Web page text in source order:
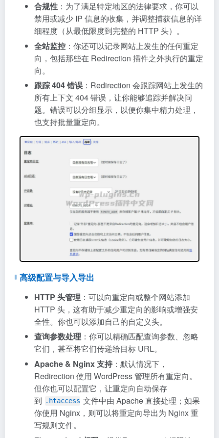
合规性 ：为了满足特定地区的法律要求，你可以
禁用或减少 IP 信息的收集，并调整捕获信息的详
细程度（从最低限度到完整的 HTTP 头）。
全站监控 ：你还可以记录网站上发生的任何重定
向，包括那些在 Redirection 插件之外执行的重定
向。
跟踪 404 错误 ：Redirection 会跟踪网站上发生的
所有上下文 404 错误，让你能够追踪并解决问
题。错误可以分组显示，以便你集中精力处理，
也支持批量重定向。
高级配置与导入导出
HTTP 头管理 ：可以向重定向或整个网站添加
HTTP 头，这有助于减少重定向的影响或增强安
全性。你也可以添加自己的自定义头。
查询参数处理 ：你可以精确匹配查询参数、忽略
它们，甚至将它们传递给目标 URL。
Apache & Nginx 支持 ：默认情况下，
Redirection 使用 WordPress 管理所有重定向。
但你也可以配置它，让重定向自动保存
到
.htaccess 文件中由 Apache 直接处理；如果
你使用 Nginx，则可以将重定向导出为 Nginx 重
写规则文件。